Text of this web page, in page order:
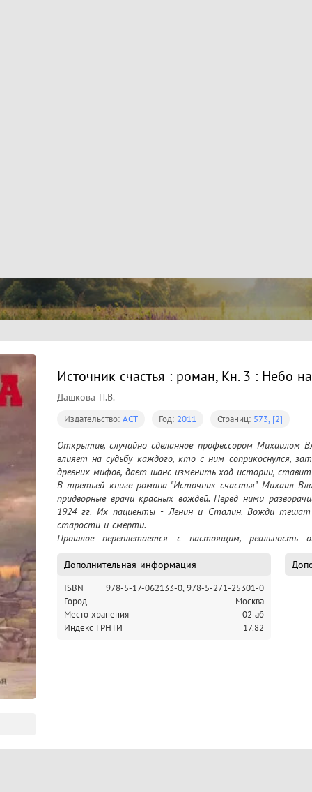
Источник счастья : роман, Кн. 3 : Небо
Дашкова П.В.
Издательство: АСТ Год: 2011 Страниц: 573, [2]
Открытие, случайно сделанное профессором Михаилом
влияет на судьбу каждого, кто с ним соприкоснулся,
древних мифов, дает шанс изменить ход истории,
В третьей книге романа "Источник счастья" Михаил
придворные врачи красных вождей. Перед ними
1924 гг. Их пациенты - Ленин и Сталин. Вожди тешат
старости и смерти.
Прошлое переплетается с настоящим, реальность
препарат. Биолог Соня Лукьянова должна разгадать
Дополнительная информация
ISBN 978-5-17-062133-0, 978-5-271-25301-0
Город
Москва
Место хранения
02 аб
Индекс ГРНТИ
17.82